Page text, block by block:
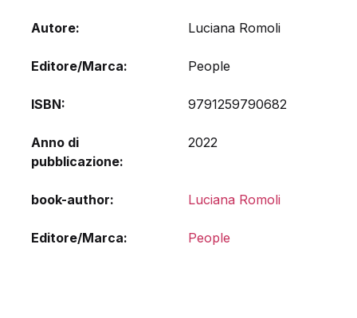
Autore Luciana Romoli
Editore/Marca People
ISBN 9791259790682
Anno di
pubblicazione
2022
book-author Luciana Romoli
Editore/Marca People